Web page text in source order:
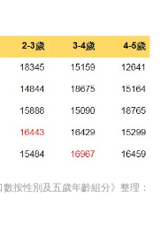
按性別及五歲年齡組分》整理：